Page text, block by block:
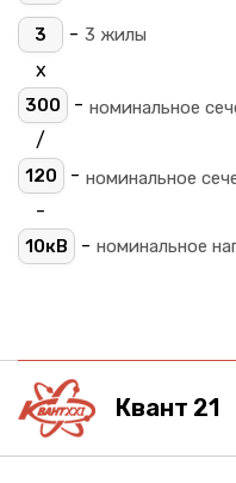
3 - 3 жилы
х
300 - номинальное
/
120 - номинальное
-
10кВ - номинальное
Квант 21